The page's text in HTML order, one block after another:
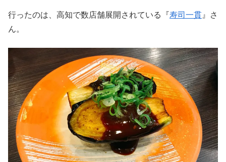
行ったのは、高知で数店舗展開されている『寿司一貫 』さ
ん。